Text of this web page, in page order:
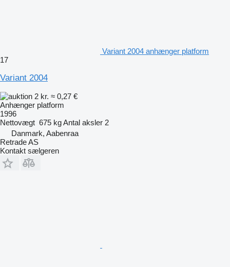
Variant 2004 anhænger platform
17
Variant 2004
2 kr. ≈ 0,27 €
Anhænger platform
1996
Nettovægt 675 kgAntal aksler 2
Danmark, Aabenraa
Retrade AS
Kontakt sælgeren